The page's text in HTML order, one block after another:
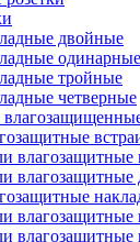
двойные
одинарные
тройные
четверные
влагозащитные